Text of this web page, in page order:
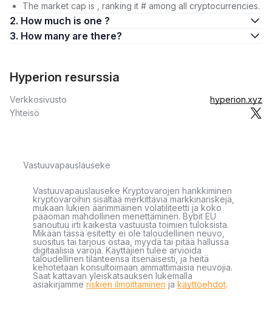
The market cap is , ranking it # among all cryptocurrencies.
2. How much is one ?
3. How many are there?
Hyperion resurssia
Verkkosivusto
hyperion.xyz
Yhteisö
Vastuuvapauslauseke
Vastuuvapauslauseke Kryptovarojen hankkiminen
kryptovaroihin sisältää merkittäviä markkinariskejä,
mukaan lukien äärimmäinen volatiliteetti ja koko
pääoman mahdollinen menettäminen. Bybit EU
sanoutuu irti kaikesta vastuusta toimien tuloksista.
Mikään tässä esitetty ei ole taloudellinen neuvo,
suositus tai tarjous ostaa, myydä tai pitää hallussa
digitaalisia varoja. Käyttäjien tulee arvioida
taloudellinen tilanteensa itsenäisesti, ja heitä
kehotetaan konsultoimaan ammattimaisia neuvojia.
Saat kattavan yleiskatsauksen lukemalla
asiakirjamme riskien ilmoittaminen ja käyttöehdot.